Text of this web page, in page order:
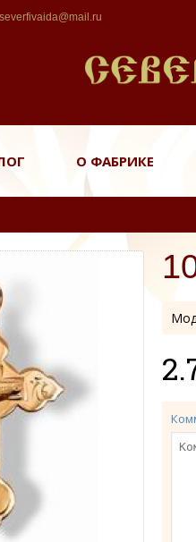
severfivaida@mail.ru
О ФАБРИКЕ